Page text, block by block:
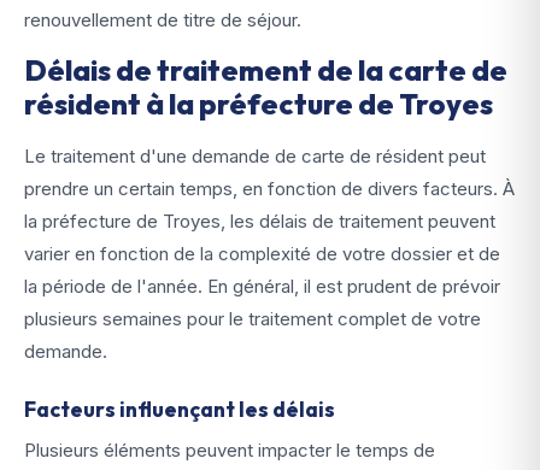
renouvellement de titre de séjour.
Délais de traitement de la carte de
résident à la préfecture de Troyes
Le traitement d'une demande de carte de résident peut
prendre un certain temps, en fonction de divers facteurs. À
la préfecture de Troyes, les délais de traitement peuvent
varier en fonction de la complexité de votre dossier et de
la période de l'année. En général, il est prudent de prévoir
plusieurs semaines pour le traitement complet de votre
demande.
Facteurs influençant les délais
Plusieurs éléments peuvent impacter le temps de